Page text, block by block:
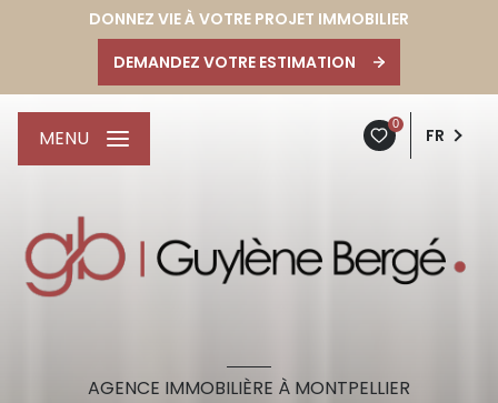
DONNEZ VIE À VOTRE PROJET IMMOBILIER
DEMANDEZ VOTRE ESTIMATION
0
FR
MENU
AGENCE IMMOBILIÈRE À MONTPELLIER